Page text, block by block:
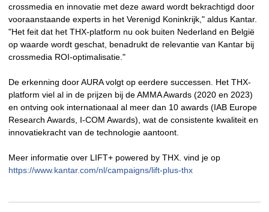
crossmedia en innovatie met deze award wordt bekrachtigd door
vooraanstaande experts in het Verenigd Koninkrijk," aldus Kantar.
"Het feit dat het THX-platform nu ook buiten Nederland en België
op waarde wordt geschat, benadrukt de relevantie van Kantar bij
crossmedia ROI-optimalisatie."
De erkenning door AURA volgt op eerdere successen. Het THX-
platform viel al in de prijzen bij de AMMA Awards (2020 en 2023)
en ontving ook internationaal al meer dan 10 awards (IAB Europe
Research Awards, I-COM Awards), wat de consistente kwaliteit en
innovatiekracht van de technologie aantoont.
Meer informatie over LIFT+ powered by THX. vind je op
https://www.kantar.com/nl/campaigns/lift-plus-thx